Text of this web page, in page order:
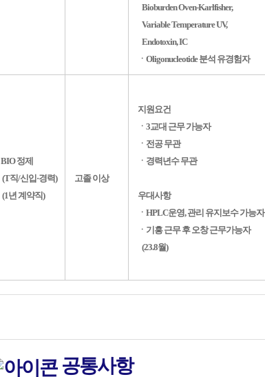
Bioburden Oven-Karlfisher,
Variable Temperature UV,
Endotoxin, IC
ㆍOligonucleotide 분석 유경험자
BIO 정제
(T직/신입·경력)
(1년 계약직)
고졸 이상
지원요건
ㆍ3교대 근무 가능자
ㆍ전공 무관
ㆍ경력년수 무관
우대사항
ㆍHPLC운영, 관리 유지보수 가능자
ㆍ기흥 근무 후 오창 근무가능자
(23.8월)
공통사항